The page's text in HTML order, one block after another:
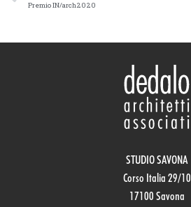
Premio IN/arch2020
STUDIO SAVONA
Corso Italia 29/10
17100 Savona